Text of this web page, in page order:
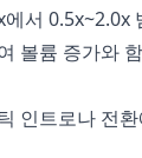
서 0.5x~2.0x
볼륨 증가와
인트로나 전